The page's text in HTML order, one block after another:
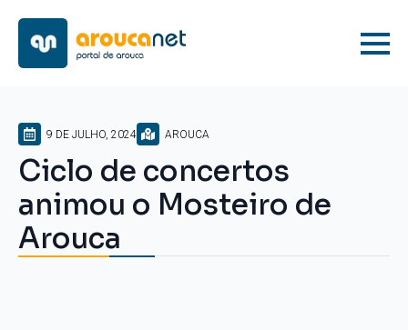
9 DE JULHO, 2024 AROUCA
Ciclo de concertos
animou o Mosteiro de
Arouca